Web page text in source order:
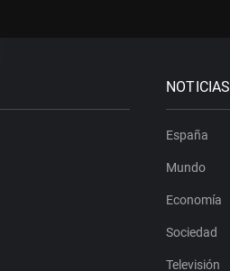
NOTICIAS
España
Mundo
Economía
Sociedad
Televisión